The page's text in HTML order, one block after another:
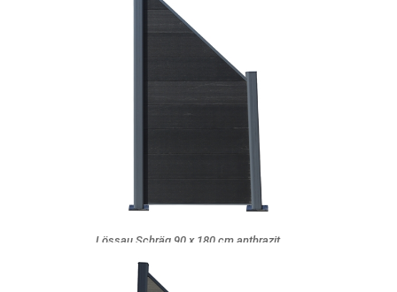
Lössau Schräg 90 x 180 cm anthrazit